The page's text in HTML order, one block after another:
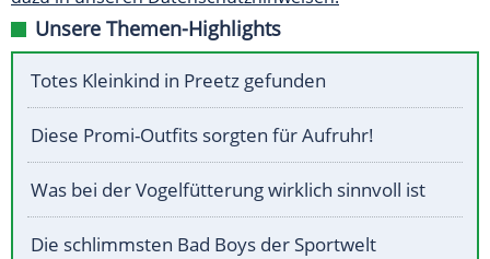
Unsere Themen-Highlights
Totes Kleinkind in Preetz gefunden
Diese Promi-Outfits sorgten für Aufruhr!
Was bei der Vogelfütterung wirklich sinnvoll ist
Die schlimmsten Bad Boys der Sportwelt